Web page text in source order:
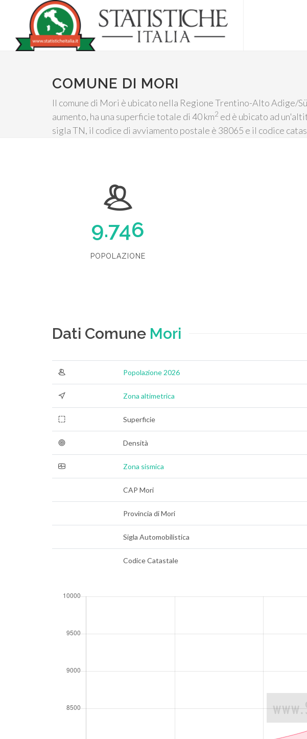
COMUNE DI MORI
Il comune di Mori è ubicato nella Regione Trentino-Alto Adige/
aumento, ha una superficie totale di 40 km2 ed è ubicato ad
sigla TN, il codice di avviamento postale è 38065 e il codice
9.746
POPOLAZIONE
Dati Comune Mori
Popolazione 2026
Zona altimetrica
Superficie
Densità
Zona sismica
CAP Mori
Provincia di Mori
Sigla Automobilistica
Codice Catastale